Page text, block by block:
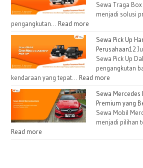
Sewa Traga
menjadi solusi
pengangkutan… Read more
Sewa Pick Up
Perusahaan12
Sewa Pick Up
pengangkutan
kendaraan yang tepat… Read more
Sewa Mercedes
Premium yang
Sewa Mobil
menjadi pilihan
Read more